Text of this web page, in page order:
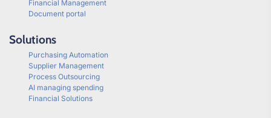
Financial Management
Document portal
Solutions
Purchasing Automation
Supplier Management
Process Outsourcing
AI managing spending
Financial Solutions